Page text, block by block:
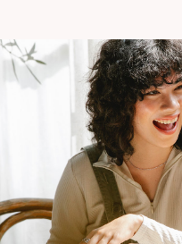
Blog
Contacto